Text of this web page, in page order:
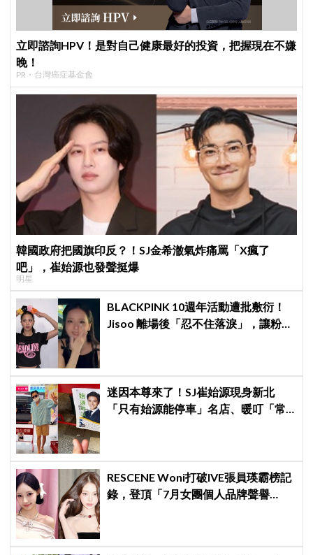
立即諮詢HPV！是對自己健康最好的投資，把握現在不嫌
晚！
PR・台灣癌症基金會
韓國政府把國旗印反？！SJ金希澈氣炸痛罵「X瘋了
吧」，崔始源也發聲挺爆
明星
BLACKPINK 10週年活動遭批敷衍！
Jisoo 離場後「忍不住落淚」，讓粉絲
迷因本尊來了！SJ崔始源現身新北
「只有始源能停車」名店、暖叮「常
RESCENE Woni打破IVE張員瑛霸榜記
錄，登頂「7月女團個人品牌聲譽